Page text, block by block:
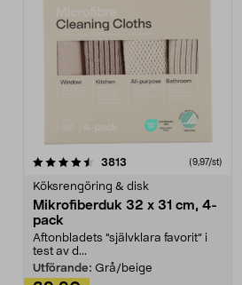
3813 (9,97/st)
Köksrengöring & disk
Mikrofiberduk 32 x 31 cm, 4-
pack
Aftonbladets "självklara favorit” i
test av d...
Utförande: Grå/beige
4.0av 5 stjärnor